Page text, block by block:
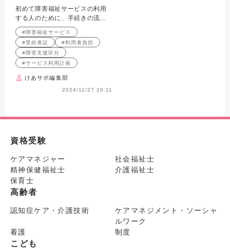
れ、受給者証、利用者負担
についてわかりやすく解
説！
初めて障害福祉サービスの利用
する人のために、手続きの流れ
からお金の話までまるっと解
説！
#障害福祉サービス
#受給者証
#利用者負担
#障害支援区分
#サービス利用計画
けあサポ編集部
2024/11/27 10:11
資格受験
ケアマネジャー
社会福祉士
精神保健福祉士
介護福祉士
保育士
高齢者
認知症ケア・介護技術
ケアマネジメント・ソーシャ
ルワーク
看護
制度
こども